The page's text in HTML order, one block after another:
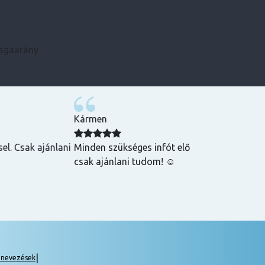
ajánlani
Kármen
Minden szükséges infót előre megkaptam,
csak ajánlani tudom! ☺️
|